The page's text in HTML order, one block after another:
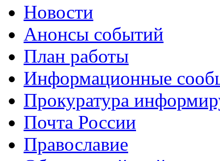
Новости
Анонсы событий
План работы
Информационные
Прокуратура
Почта России
Православие